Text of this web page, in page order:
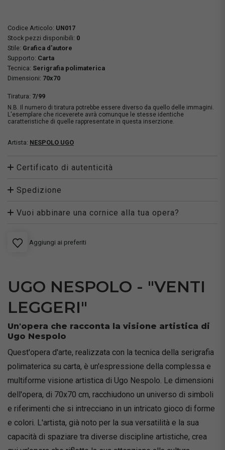
Codice Articolo: UN017
Stock pezzi disponibili: 0
Stile: Grafica d'autore
Supporto: Carta
Tecnica: Serigrafia polimaterica
Dimensioni: 70x70
Tiratura: 7/99
N.B. Il numero di tiratura potrebbe essere diverso da quello delle immagini.
L'esemplare che riceverete avrà comunque le stesse identiche
caratteristiche di quelle rappresentate in questa inserzione.
Artista: NESPOLO UGO
Certificato di autenticità
Spedizione
Vuoi abbinare una cornice alla tua opera?
Aggiungi ai preferiti
UGO NESPOLO - "VENTI
LEGGERI"
Un'opera che racconta la visione artistica di
Ugo Nespolo
Quest'opera d'arte, realizzata con la tecnica della serigrafia
polimaterica su carta, è un'espressione della complessa e
multiforme visione artistica di Ugo Nespolo. Le dimensioni
dell'opera, di 70x70 cm, racchiudono un universo di simboli
e riferimenti che si intrecciano in un intricato gioco di forme
e colori. L'artista, già noto per la sua versatilità e la sua
capacità di spaziare tra diverse discipline artistiche, crea